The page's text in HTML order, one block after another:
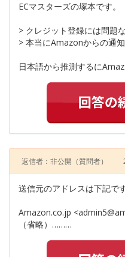
ECマスターズの塚本です。
> クレジット登録には問題
> 本当にAmazonからの通
日本語から推測するに
返信者：非公開 （質問者）
送信元のアドレスは下記です
Amazon.co.jp
（省略）………